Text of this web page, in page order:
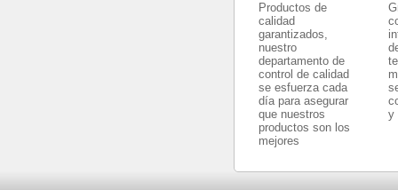
Productos de
calidad
garantizados,
nuestro
departamento de
control de calidad
se esfuerza cada
día para asegurar
que nuestros
productos son los
mejores
y